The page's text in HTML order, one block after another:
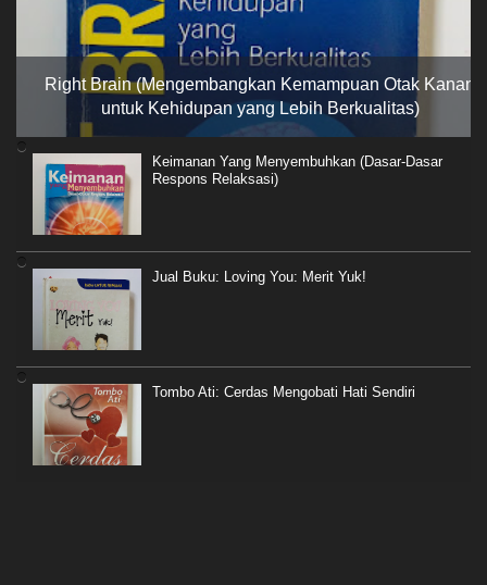
Right Brain (Mengembangkan Kemampuan Otak Kanan
untuk Kehidupan yang Lebih Berkualitas)
Keimanan Yang Menyembuhkan (Dasar-Dasar
Respons Relaksasi)
Jual Buku: Loving You: Merit Yuk!
Tombo Ati: Cerdas Mengobati Hati Sendiri